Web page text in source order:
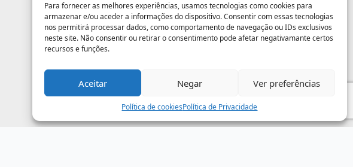
Para fornecer as melhores experiências, usamos tecnologias como cookies para
armazenar e/ou aceder a informações do dispositivo. Consentir com essas tecnologias
nos permitirá processar dados, como comportamento de navegação ou IDs exclusivos
neste site. Não consentir ou retirar o consentimento pode afetar negativamante certos
recursos e funções.
Aceitar Negar Ver preferências
Política de cookiesPolítica de Privacidade